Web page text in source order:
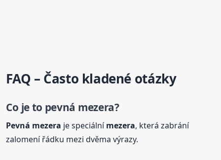
FAQ – Často kladené otázky
Co je to pevná mezera?
Pevná mezera je speciálnímezera, která zabrání
zalomení řádku mezi dvěma výrazy.